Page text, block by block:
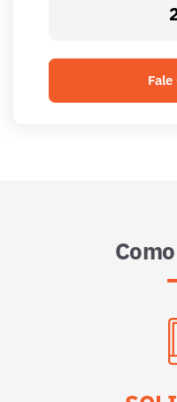
Fale